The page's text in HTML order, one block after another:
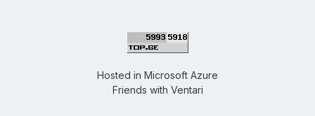
Hosted in Microsoft Azure
Friends with Ventari